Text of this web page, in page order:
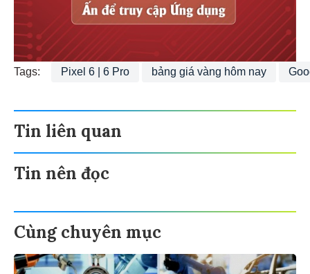
Tags: Pixel 6 | 6 Pro bảng giá vàng hôm nay
Tin liên quan
Tin nên đọc
Cùng chuyên mục